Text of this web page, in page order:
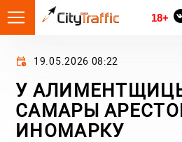
18+
19.05.2026 08:22
У
САМАРЫ
ИНОМАРКУ